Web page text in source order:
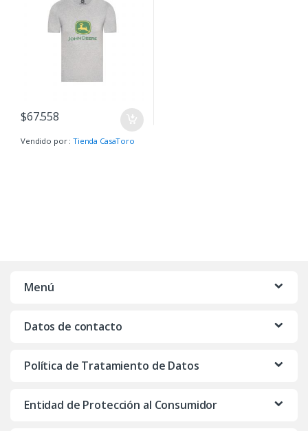
$67.558
Vendido por :Tienda CasaToro
Menú
Datos de contacto
Política de Tratamiento de Datos
Entidad de Protección al Consumidor